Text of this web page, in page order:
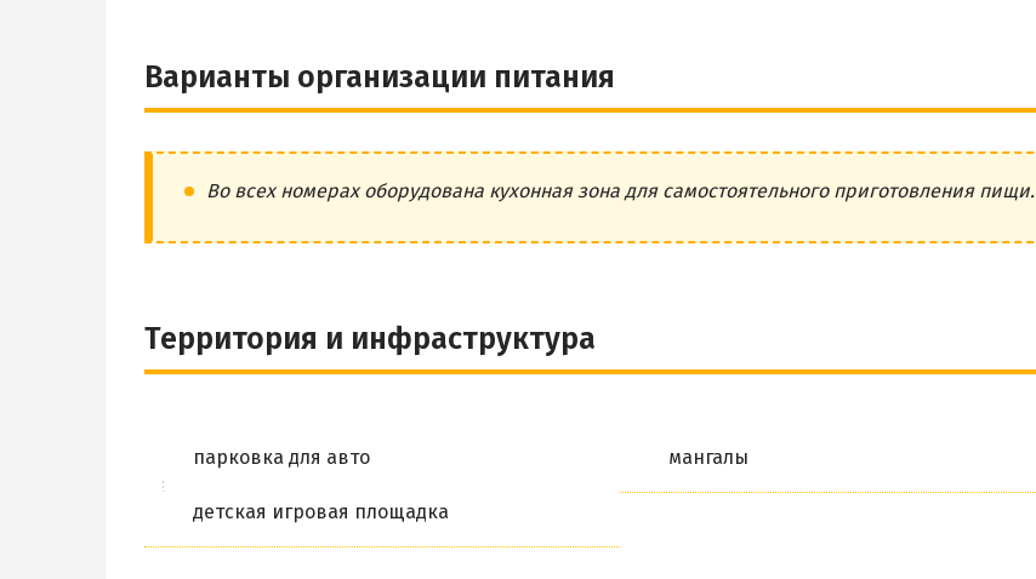
Варианты организации питания
Во всех номерах оборудована кухонная зона для самостоятельного приготовления пищи.
Территория и инфраструктура
парковка для авто
детская игровая площадка
мангалы